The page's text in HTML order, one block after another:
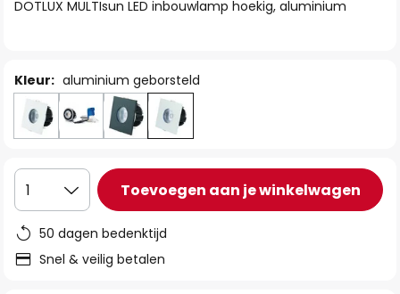
DOTLUX MULTIsun LED inbouwlamp hoekig, aluminium
Kleur: aluminium geborsteld
1 Toevoegen aan je winkelwagen
50 dagen bedenktijd
Snel & veilig betalen